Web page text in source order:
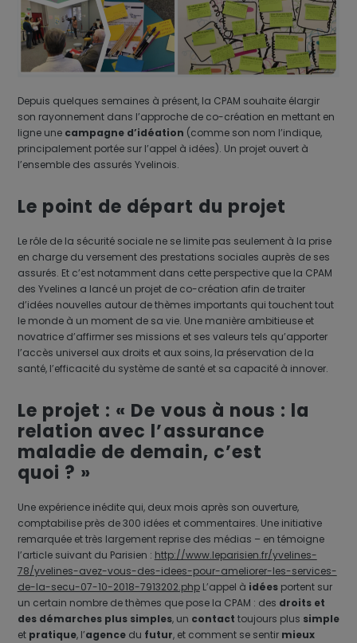
Depuis quelques semaines à présent, la CPAM souhaite élargir
son rayonnement dans l’approche de co-création en mettant en
ligne une campagne d’idéation (comme son nom l’indique,
principalement portée sur l’appel à idées). Un projet ouvert à
l’ensemble des assurés Yvelinois.
Le point de départ du projet
Le rôle de la sécurité sociale ne se limite pas seulement à la prise
en charge du versement des prestations sociales auprès de ses
assurés. Et c’est notamment dans cette perspective que la CPAM
des Yvelines a lancé un projet de co-création afin de traiter
d’idées nouvelles autour de thèmes importants qui touchent tout
le monde à un moment de sa vie. Une manière ambitieuse et
novatrice d’affirmer ses missions et ses valeurs tels qu’apporter
l’accès universel aux droits et aux soins, la préservation de la
santé, l’efficacité du système de santé et sa capacité à innover.
Le projet : « De vous à nous : la
relation avec l’assurance
maladie de demain, c’est
quoi ? »
Une expérience inédite qui, deux mois après son ouverture,
comptabilise près de 300 idées et commentaires. Une initiative
remarquée et très largement reprise des médias – en témoigne
l’article suivant du Parisien : http://www.leparisien.fr/yvelines-
78/yvelines-avez-vous-des-idees-pour-ameliorer-les-services-
de-la-secu-07-10-2018-7913202.phpL’appel à idéesportent sur
un certain nombre de thèmes que pose la CPAM : des droits et
des démarches plus simples, un contact toujours plus simple
et pratique, l’agencedu futur, et comment se sentir mieux